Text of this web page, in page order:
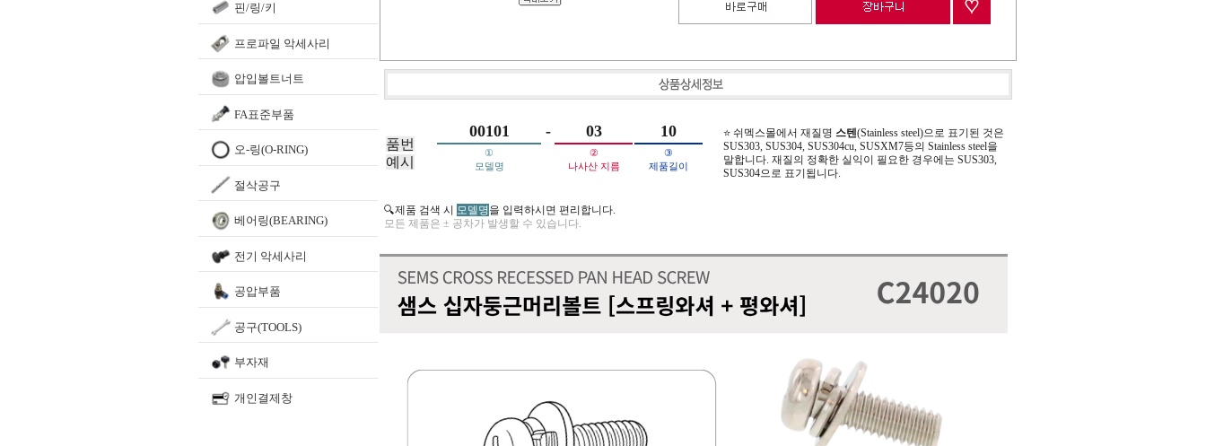
핀/링/키
프로파일 악세사리
압입볼트너트
FA표준부품
오-링(O-RING)
절삭공구
베어링(BEARING)
전기 악세사리
공압부품
공구(TOOLS)
부자재
개인결제창
품번
예시
00101 - 03 10
①
모델명
②
나사산 지름
③
제품길이
⭐ 쉬멕스몰에서 재질명 스텐(Stainless steel)으로 표기된 것은
SUS303, SUS304, SUS304cu, SUSXM7등의 Stainless steel을
말합니다. 재질의 정확한 실익이 필요한 경우에는 SUS303,
SUS304으로 표기됩니다.
🔍제품 검색 시 모델명을 입력하시면 편리합니다.
모든 제품은 ± 공차가 발생할 수 있습니다.